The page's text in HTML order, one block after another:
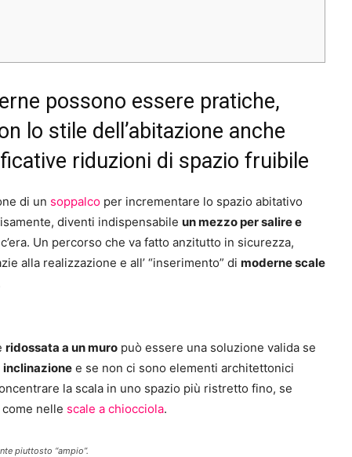
possono essere pratiche,
lo stile dell’abitazione anche
riduzioni di spazio fruibile
di un soppalco per incrementare lo spazio abitativo
diventi indispensabile un mezzo per salire e
Un percorso che va fatto anzitutto in sicurezza,
alla realizzazione e all’ “inserimento” di moderne scale
ridossata a un muro può essere una soluzione valida se
inclinazione e se non ci sono elementi architettonici
la scala in uno spazio più ristretto fino, se
nelle scale a chiocciola.
piuttosto “ampio”.